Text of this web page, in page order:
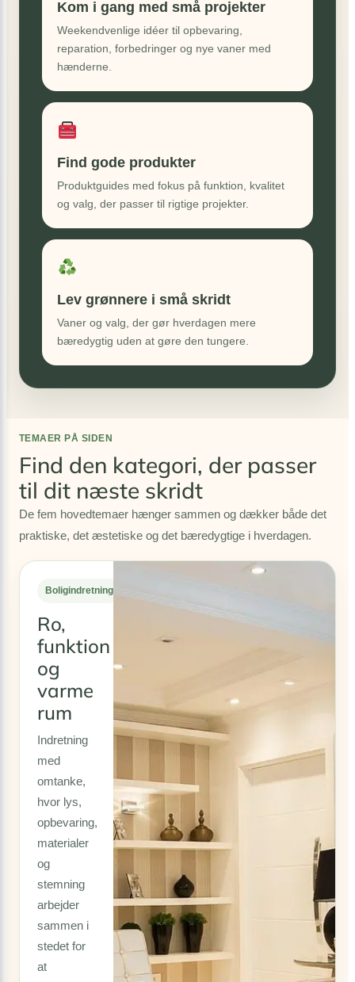
Kom i gang med små projekter
Weekendvenlige idéer til opbevaring,
reparation, forbedringer og nye vaner med
hænderne.
Find gode produkter
Produktguides med fokus på funktion, kvalitet
og valg, der passer til rigtige projekter.
Lev grønnere i små skridt
Vaner og valg, der gør hverdagen mere
bæredygtig uden at gøre den tungere.
TEMAER PÅ SIDEN
Find den kategori, der passer
til dit næste skridt
De fem hovedtemaer hænger sammen og dækker både det
praktiske, det æstetiske og det bæredygtige i hverdagen.
Boligindretning
Ro,
funktion
og
varme
rum
Indretning
med
omtanke,
hvor lys,
opbevaring,
materialer
og
stemning
arbejder
sammen i
stedet for
at